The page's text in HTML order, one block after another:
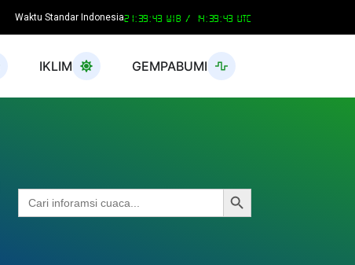
Waktu Standar Indonesia21:39:44 WIB / 14:39:44 UTC
IKLIM GEMPABUMI
Search
for:
Search Button